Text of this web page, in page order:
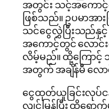
အတွင်း သင့်အကောင့်
ဖြစ်သည်။ ဥပမာအား
သင်ငွေလွှဲပြီးသည်နှင့် ခ
အကောင့်တွင် လောင်း
လိမ့်မည်။ ထို့ကြောင့်
အတွက် အချိန်မီ လော
ငွေထုတ်ယူခြင်းလုပ်
လျင်မြန်ပြီး ထိရော